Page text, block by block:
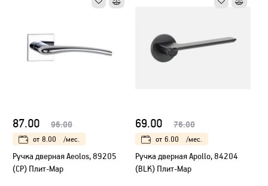
87.00 96.00
от 8.00 /мес.
Ручка дверная Aeolos, 89205
(CP) Плит-Мар
69.00 76.00
от 6.00 /мес.
Ручка дверная Apollo, 84204
(BLK) Плит-Мар